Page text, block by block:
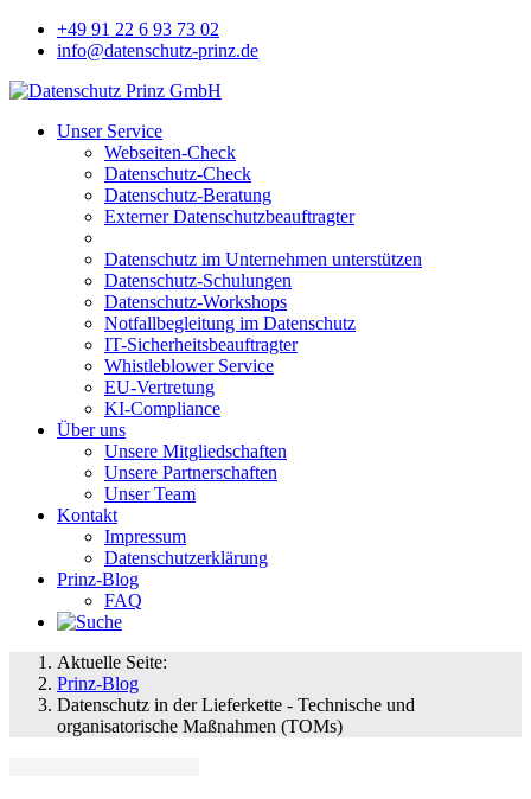
+49 91 22 6 93 73 02
info@datenschutz-prinz.de
Unser Service
Webseiten-Check
Datenschutz-Check
Datenschutz-Beratung
Externer Datenschutzbeauftragter
Datenschutz im Unternehmen unterstützen
Datenschutz-Schulungen
Datenschutz-Workshops
Notfallbegleitung im Datenschutz
IT-Sicherheitsbeauftragter
Whistleblower Service
EU-Vertretung
KI-Compliance
Über uns
Unsere Mitgliedschaften
Unsere Partnerschaften
Unser Team
Kontakt
Impressum
Datenschutzerklärung
Prinz-Blog
FAQ
Aktuelle Seite:
Prinz-Blog
Datenschutz in der Lieferkette - Technische und
organisatorische Maßnahmen (TOMs)